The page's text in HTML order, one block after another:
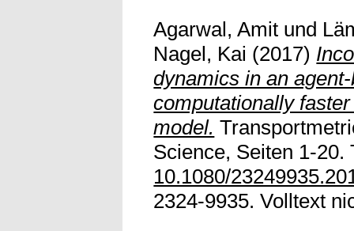
Agarwal, Amit und
Nagel, Kai (2017)
dynamics in an
computationally
model.
Science, Seiten 1-20.
10.1080/
2324-9935. Volltext